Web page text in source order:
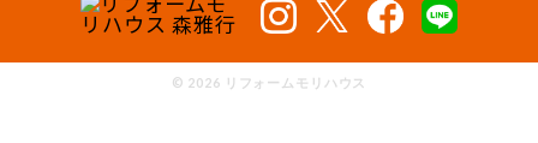
© 2026 リフォームモリハウス